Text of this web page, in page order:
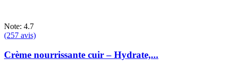
Note: 4.7
(257 avis)
Crème nourrissante cuir – Hydrate,...